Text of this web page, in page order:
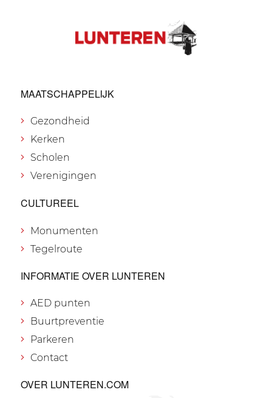
MAATSCHAPPELIJK
Gezondheid
Kerken
Scholen
Verenigingen
CULTUREEL
Monumenten
Tegelroute
INFORMATIE OVER LUNTEREN
AED punten
Buurtpreventie
Parkeren
Contact
OVER LUNTEREN.COM